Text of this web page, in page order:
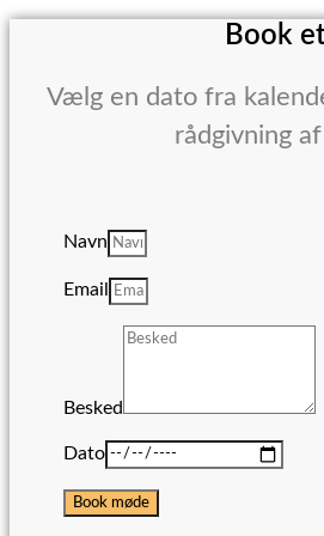
Book
Vælg en dato fra
rådgivning
Navn
Email
Besked
Dato
Book møde